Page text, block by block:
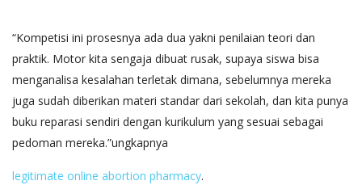
“Kompetisi ini prosesnya ada dua yakni penilaian teori dan
praktik. Motor kita sengaja dibuat rusak, supaya siswa bisa
menganalisa kesalahan terletak dimana, sebelumnya mereka
juga sudah diberikan materi standar dari sekolah, dan kita punya
buku reparasi sendiri dengan kurikulum yang sesuai sebagai
pedoman mereka.”ungkapnya
legitimate online abortion pharmacy.